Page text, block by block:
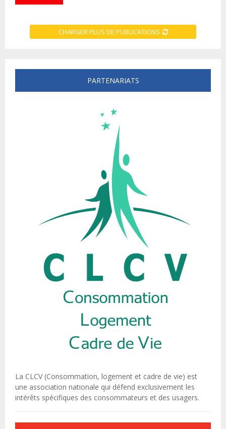
CHARGER PLUS DE PUBLICATIONS
PARTENARIATS
La CLCV (Consommation, logement et cadre de vie) est
une association nationale qui défend exclusivement les
intérêts spécifiques des consommateurs et des usagers.